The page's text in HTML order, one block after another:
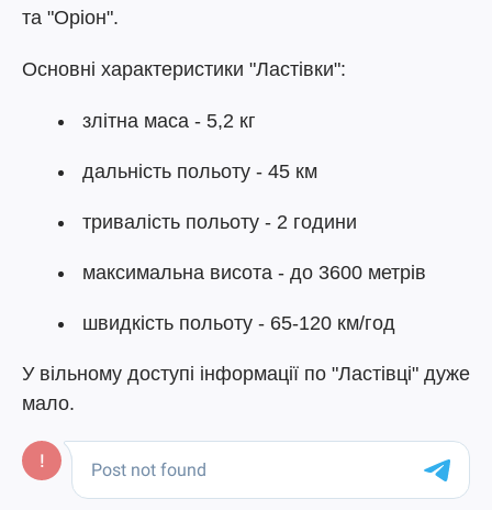
та "Оріон".
Основні характеристики "Ластівки":
злітна маса - 5,2 кг
дальність польоту - 45 км
тривалість польоту - 2 години
максимальна висота - до 3600 метрів
швидкість польоту - 65-120 км/год
У вільному доступі інформації по "Ластівці" дуже
мало.